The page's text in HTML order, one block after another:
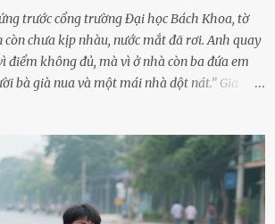
trước cổng trường Đại học Bách Khoa, tờ
chưa kịp nhàu, nước mắt đã rơi. Anh quay
điểm không đủ, mà vì ở nhà còn ba đứa em
bà già nua và một mái nhà dột nát.” Gia
đổ dồn lên đôi vai gầy guộc của bà nội –
cậu con trai cả là Trí, lúc đó mới chỉ 17 tuổi.
huyện, học lớp 12 nhưng đã biết làm ruộng,
từ 4h sáng rồi lại tất tả về đi học. Người